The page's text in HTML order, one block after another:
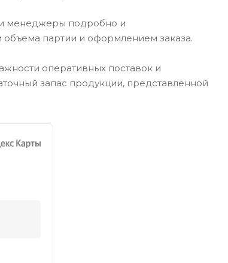
менеджеры подробно и
партии и оформлением заказа.
оперативных поставок и
запас продукции, представленной